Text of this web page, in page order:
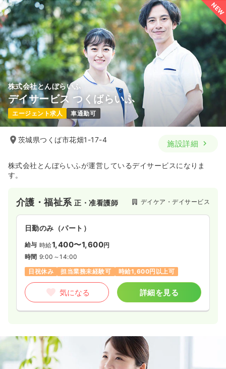
NEW
株式会社とんぼらいふ
デイサービス つくばらいふ
エージェント求人 車通勤可
茨城県つくば市花畑1-17-4 施設詳細
株式会社とんぼらいふが運営しているデイサービスになりま
す。
介護・福祉系正・准看護師 デイケア・デイサービス
日勤のみ（パート）
給与 時給1,400〜1,600円
時間 9:00～14:00
日祝休み
担当業務未経験可 時給1,600円以上可
気になる 詳細を見る